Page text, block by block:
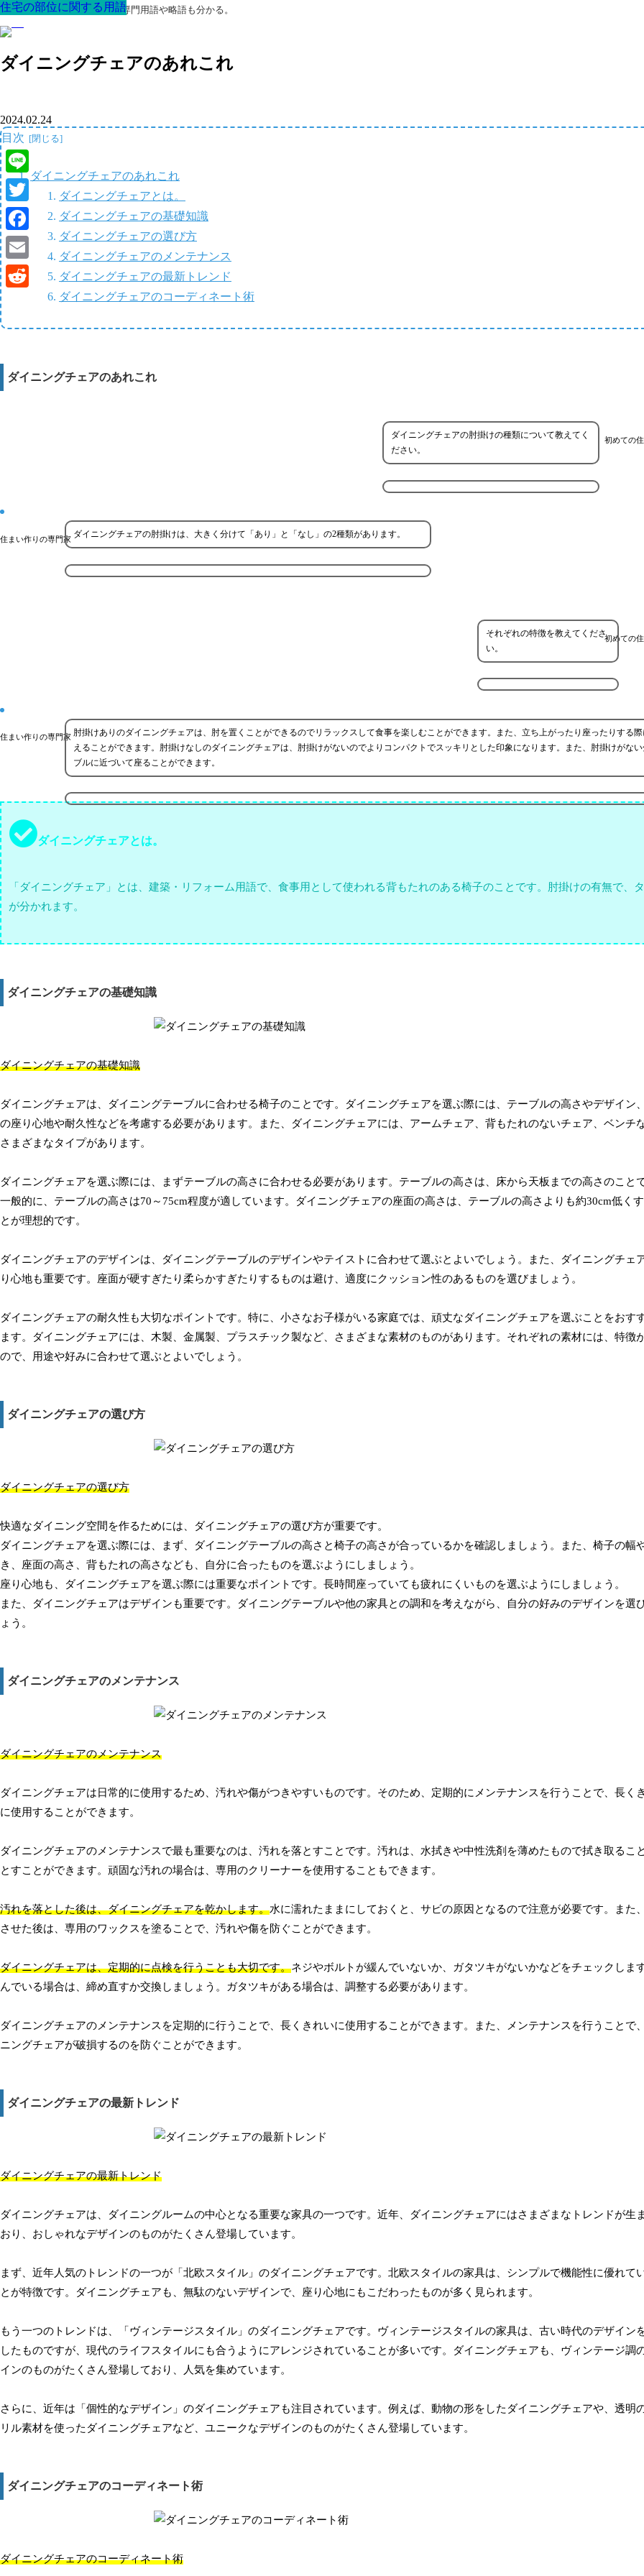
最高の家を作るための知識！専門用語や略語も分かる。
ダイニングチェアのあれこれ
住宅の部位に関する用語
2024.02.24
目次
ダイニングチェアのあれこれ
ダイニングチェアとは。
ダイニングチェアの基礎知識
ダイニングチェアの選び方
ダイニングチェアのメンテナンス
ダイニングチェアの最新トレンド
ダイニングチェアのコーディネート術
ダイニングチェアのあれこれ
初めての
ダイニングチェアの肘掛けの種類について教えてく
ださい。
住まい作りの専門家 ダイニングチェアの肘掛けは、大きく分けて「あり」と「なし」の2種類があります。
初めての
それぞれの特徴を教えてくださ
い。
住まい作りの専門家 肘掛けありのダイニングチェアは、肘を置くことができるのでリラックスして食事を楽しむことができます。また、立ち上がったり座ったりする
えることができます。肘掛けなしのダイニングチェアは、肘掛けがないのでよりコンパクトでスッキリとした印象になります。また、肘掛けがな
ブルに近づいて座ることができます。
ダイニングチェアとは。
「ダイニングチェア」とは、建築・リフォーム用語で、食事用として使われる背もたれのある椅子のことです。肘掛けの有無で、
が分かれます。
ダイニングチェアの基礎知識
ダイニングチェアの基礎知識
ダイニングチェアは、ダイニングテーブルに合わせる椅子のことです。ダイニングチェアを選ぶ際には、テーブルの高さやデザイン
の座り心地や耐久性などを考慮する必要があります。また、ダイニングチェアには、アームチェア、背もたれのないチェア、ベンチな
さまざまなタイプがあります。
ダイニングチェアを選ぶ際には、まずテーブルの高さに合わせる必要があります。テーブルの高さは、床から天板までの高さのことで
一般的に、テーブルの高さは70～75cm程度が適しています。ダイニングチェアの座面の高さは、テーブルの高さよりも約30cm低く
とが理想的です。
ダイニングチェアのデザインは、ダイニングテーブルのデザインやテイストに合わせて選ぶとよいでしょう。また、ダイニングチェ
り心地も重要です。座面が硬すぎたり柔らかすぎたりするものは避け、適度にクッション性のあるものを選びましょう。
ダイニングチェアの耐久性も大切なポイントです。特に、小さなお子様がいる家庭では、頑丈なダイニングチェアを選ぶことをおす
ます。ダイニングチェアには、木製、金属製、プラスチック製など、さまざまな素材のものがあります。それぞれの素材には、特徴
ので、用途や好みに合わせて選ぶとよいでしょう。
ダイニングチェアの選び方
ダイニングチェアの選び方
快適なダイニング空間を作るためには、ダイニングチェアの選び方が重要です。
ダイニングチェアを選ぶ際には、まず、ダイニングテーブルの高さと椅子の高さが合っているかを確認しましょう。また、椅子の幅
き、座面の高さ、背もたれの高さなども、自分に合ったものを選ぶようにしましょう。
座り心地も、ダイニングチェアを選ぶ際には重要なポイントです。長時間座っていても疲れにくいものを選ぶようにしましょう。
また、ダイニングチェアはデザインも重要です。ダイニングテーブルや他の家具との調和を考えながら、自分の好みのデザインを選
ょう。
ダイニングチェアのメンテナンス
ダイニングチェアのメンテナンス
ダイニングチェアは日常的に使用するため、汚れや傷がつきやすいものです。そのため、定期的にメンテナンスを行うことで、長く
に使用することができます。
ダイニングチェアのメンテナンスで最も重要なのは、汚れを落とすことです。汚れは、水拭きや中性洗剤を薄めたもので拭き取るこ
とすことができます。頑固な汚れの場合は、専用のクリーナーを使用することもできます。
汚れを落とした後は、ダイニングチェアを乾かします。水に濡れたままにしておくと、サビの原因となるので注意が必要です。また
させた後は、専用のワックスを塗ることで、汚れや傷を防ぐことができます。
ダイニングチェアは、定期的に点検を行うことも大切です。ネジやボルトが緩んでいないか、ガタツキがないかなどをチェックしま
んでいる場合は、締め直すか交換しましょう。ガタツキがある場合は、調整する必要があります。
ダイニングチェアのメンテナンスを定期的に行うことで、長くきれいに使用することができます。また、メンテナンスを行うことで
ニングチェアが破損するのを防ぐことができます。
ダイニングチェアの最新トレンド
ダイニングチェアの最新トレンド
ダイニングチェアは、ダイニングルームの中心となる重要な家具の一つです。近年、ダイニングチェアにはさまざまなトレンドが生
おり、おしゃれなデザインのものがたくさん登場しています。
まず、近年人気のトレンドの一つが「北欧スタイル」のダイニングチェアです。北欧スタイルの家具は、シンプルで機能性に優れて
とが特徴です。ダイニングチェアも、無駄のないデザインで、座り心地にもこだわったものが多く見られます。
もう一つのトレンドは、「ヴィンテージスタイル」のダイニングチェアです。ヴィンテージスタイルの家具は、古い時代のデザイン
したものですが、現代のライフスタイルにも合うようにアレンジされていることが多いです。ダイニングチェアも、ヴィンテージ調
インのものがたくさん登場しており、人気を集めています。
さらに、近年は「個性的なデザイン」のダイニングチェアも注目されています。例えば、動物の形をしたダイニングチェアや、透明
リル素材を使ったダイニングチェアなど、ユニークなデザインのものがたくさん登場しています。
ダイニングチェアのコーディネート術
ダイニングチェアのコーディネート術
住宅の部位に関する用語
住宅の部位に関する用語
住宅の部位に関する用語
住宅の部位に関する用語
住宅の部位に関する用語
住宅の部位に関する用語
Line
Twitter
Facebook
Email